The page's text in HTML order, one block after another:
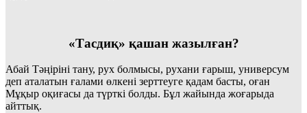
«Тасдиқ» қашан жазылған?
Абай Тәңіріні тану, рух болмысы, рухани ғарыш, универсум
деп аталатын ғалами өлкені зерттеуге қадам басты, оған
Мұқыр оқиғасы да түрткі болды. Бұл жайында жоғарыда
айттық.